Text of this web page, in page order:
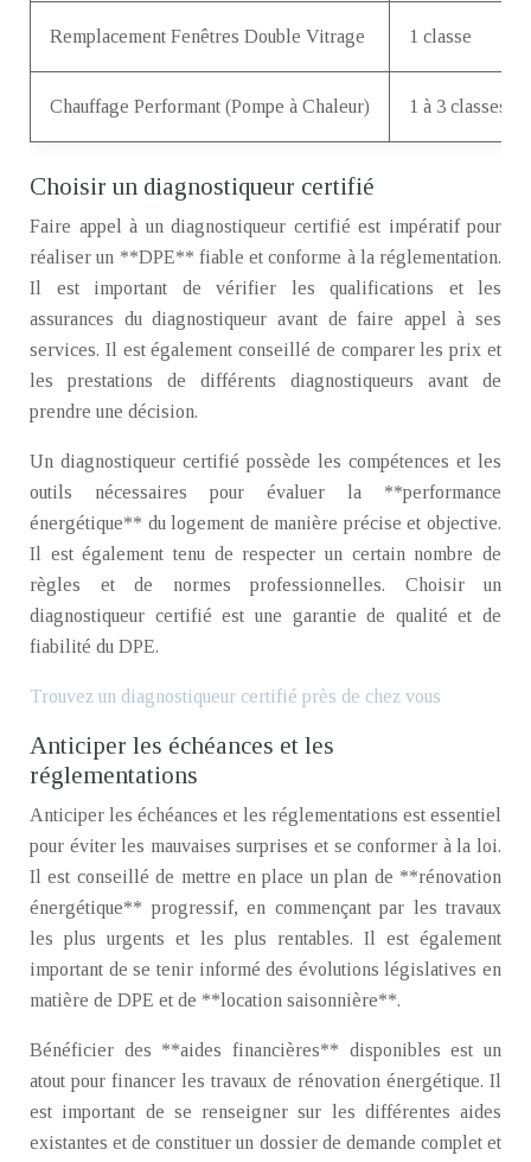
Remplacement Fenêtres Double Vitrage 1 classe
Chauffage Performant (Pompe à Chaleur) 1 à 3 classes
Choisir un diagnostiqueur certifié
Faire appel à un diagnostiqueur certifié est impératif pour
réaliser un **DPE** fiable et conforme à la réglementation.
Il est important de vérifier les qualifications et les
assurances du diagnostiqueur avant de faire appel à ses
services. Il est également conseillé de comparer les prix et
les prestations de différents diagnostiqueurs avant de
prendre une décision.
Un diagnostiqueur certifié possède les compétences et les
outils nécessaires pour évaluer la **performance
énergétique** du logement de manière précise et objective.
Il est également tenu de respecter un certain nombre de
règles et de normes professionnelles. Choisir un
diagnostiqueur certifié est une garantie de qualité et de
fiabilité du DPE.
Trouvez un diagnostiqueur certifié près de chez vous
Anticiper les échéances et les
réglementations
Anticiper les échéances et les réglementations est essentiel
pour éviter les mauvaises surprises et se conformer à la loi.
Il est conseillé de mettre en place un plan de **rénovation
énergétique** progressif, en commençant par les travaux
les plus urgents et les plus rentables. Il est également
important de se tenir informé des évolutions législatives en
matière de DPE et de **location saisonnière**.
Bénéficier des **aides financières** disponibles est un
atout pour financer les travaux de rénovation énergétique. Il
est important de se renseigner sur les différentes aides
existantes et de constituer un dossier de demande complet et